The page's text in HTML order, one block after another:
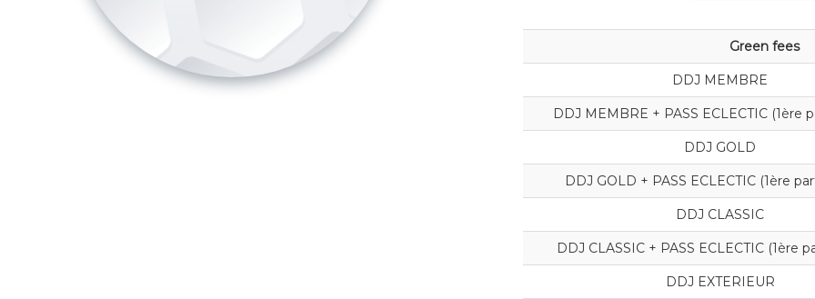
Green fees
DDJ MEMBRE
DDJ MEMBRE + PASS ECLECTIC (1ère
DDJ GOLD
DDJ GOLD + PASS ECLECTIC (1ère
DDJ CLASSIC
DDJ CLASSIC + PASS ECLECTIC (1ère
DDJ EXTERIEUR